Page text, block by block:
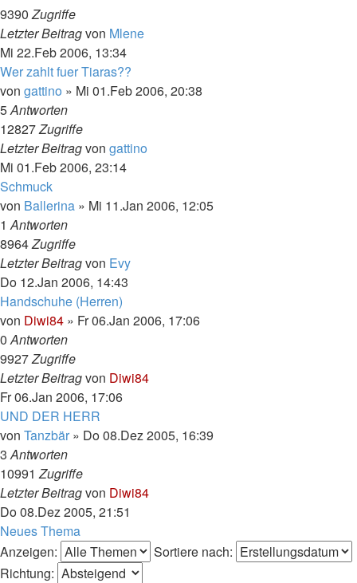
9390Zugriffe
Letzter Beitragvon Mlene
Mi 22.Feb 2006, 13:34
Wer zahlt fuer Tiaras??
von gattino » Mi 01.Feb 2006, 20:38
5Antworten
12827Zugriffe
Letzter Beitragvon gattino
Mi 01.Feb 2006, 23:14
Schmuck
von Ballerina » Mi 11.Jan 2006, 12:05
1Antworten
8964Zugriffe
Letzter Beitragvon Evy
Do 12.Jan 2006, 14:43
Handschuhe (Herren)
von Diwi84 » Fr 06.Jan 2006, 17:06
0Antworten
9927Zugriffe
Letzter Beitragvon Diwi84
Fr 06.Jan 2006, 17:06
UND DER HERR
von Tanzbär » Do 08.Dez 2005, 16:39
3Antworten
10991Zugriffe
Letzter Beitragvon Diwi84
Do 08.Dez 2005, 21:51
Neues Thema
Anzeigen:
Sortiere nach:
Richtung: